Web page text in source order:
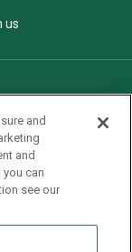
us
and
and
can
see our